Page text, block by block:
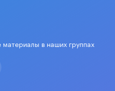
в наших группах